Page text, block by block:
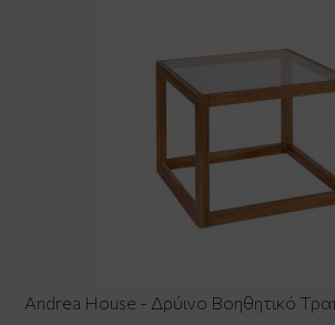
Andrea House - Δρύινο Βοηθητικό